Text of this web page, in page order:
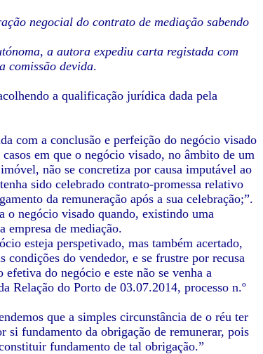
negocial do contrato de mediação sabendo
a autora expediu carta registada com
comissão devida.
a qualificação jurídica dada pela
com a conclusão e perfeição do negócio visado
em que o negócio visado, no âmbito de um
não se concretiza por causa imputável ao
sido celebrado contrato-promessa relativo
da remuneração após a sua celebração;”.
o negócio visado quando, existindo uma
empresa de mediação.
esteja perspetivado, mas também acertado,
condições do vendedor, e se frustre por recusa
do negócio e este não se venha a
Relação do Porto de 03.07.2014, processo n.º
que a simples circunstância de o réu ter
fundamento da obrigação de remunerar, pois
fundamento de tal obrigação.”